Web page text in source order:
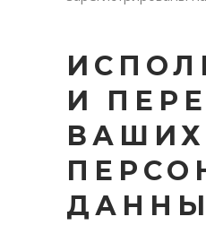
И
ВАШИХ